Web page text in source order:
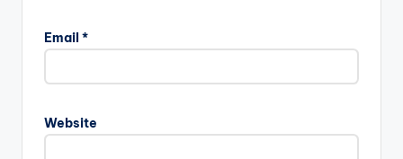
Email *
Website